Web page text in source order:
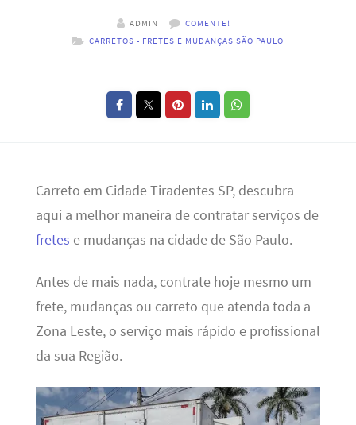
ADMIN
COMENTE!
CARRETOS - FRETES E MUDANÇAS SÃO PAULO
Carreto em Cidade Tiradentes SP, descubra
aqui a melhor maneira de contratar serviços de
fretes e mudanças na cidade de São Paulo.
Antes de mais nada, contrate hoje mesmo um
frete, mudanças ou carreto que atenda toda a
Zona Leste, o serviço mais rápido e profissional
da sua Região.